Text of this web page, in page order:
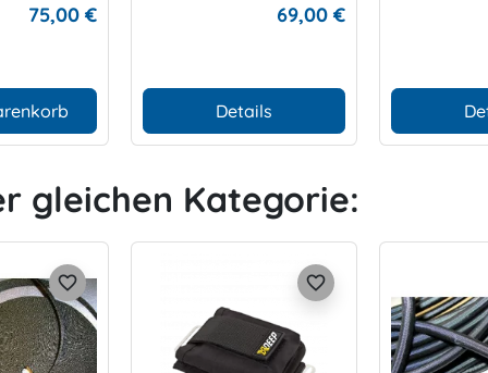
75,00 € 69,00 €
Details
gleichen Kategorie:
favorite_border favorite_border